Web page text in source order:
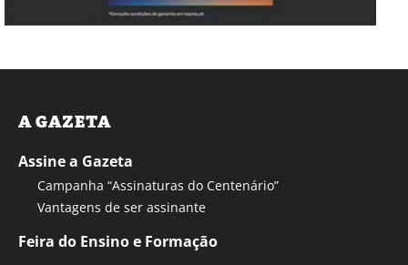
A GAZETA
Assine a Gazeta
Campanha “Assinaturas do Centenário”
Vantagens de ser assinante
Feira do Ensino e Formação